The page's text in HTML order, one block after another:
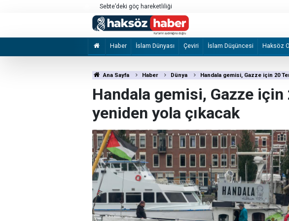
Sebte’deki göç hareketliliği
Haber İslam Dünyası Çeviri İslam Düşüncesi Haksöz
Ana Sayfa Haber Dünya Handala gemisi, Gazze için 20
Handala gemisi, Gazze için
yeniden yola çıkacak